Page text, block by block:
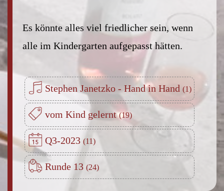
Es könnte alles viel friedlicher sein, wenn
alle im Kindergarten aufgepasst hätten.
Stephen Janetzko - Hand in Hand
vom Kind gelernt
Q3-2023
Runde 13